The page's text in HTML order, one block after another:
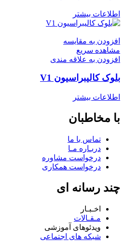
اطلاعات بیشتر
افزودن به مقایسه
مشاهده سریع
افزودن به علاقه مندی
بلوک کالیبراسیون V1
اطلاعات بیشتر
با مخاطبان
تماس با ما
دربـاره مـا
درخواست مشاوره
درخواست همکاری
چند رسانه ای
اخـبـار
مـقـالات
ویدئوهای آموزشی
شبکه های اجتماعی